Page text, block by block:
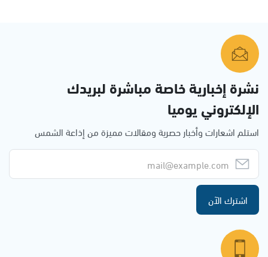
نشرة إخبارية خاصة مباشرة لبريدك
الإلكتروني يوميا
استلم اشعارات وأخبار حصرية ومقالات مميزة من إذاعة الشمس
اشترك الآن